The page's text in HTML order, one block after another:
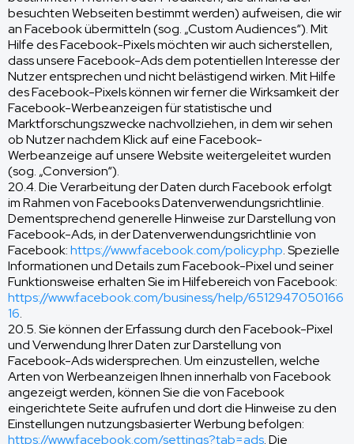
besuchten Webseiten bestimmt werden) aufweisen, die wir
an Facebook übermitteln (sog. „Custom Audiences“). Mit
Hilfe des Facebook-Pixels möchten wir auch sicherstellen,
dass unsere Facebook-Ads dem potentiellen Interesse der
Nutzer entsprechen und nicht belästigend wirken. Mit Hilfe
des Facebook-Pixels können wir ferner die Wirksamkeit der
Facebook-Werbeanzeigen für statistische und
Marktforschungszwecke nachvollziehen, in dem wir sehen
ob Nutzer nachdem Klick auf eine Facebook-
Werbeanzeige auf unsere Website weitergeleitet wurden
(sog. „Conversion“).
20.4. Die Verarbeitung der Daten durch Facebook erfolgt
im Rahmen von Facebooks Datenverwendungsrichtlinie.
Dementsprechend generelle Hinweise zur Darstellung von
Facebook-Ads, in der Datenverwendungsrichtlinie von
Facebook:https://www.facebook.com/policy.php. Spezielle
Informationen und Details zum Facebook-Pixel und seiner
Funktionsweise erhalten Sie im Hilfebereich von Facebook:
https://www.facebook.com/business/help/6512947050166
16.
20.5. Sie können der Erfassung durch den Facebook-Pixel
und Verwendung Ihrer Daten zur Darstellung von
Facebook-Ads widersprechen. Um einzustellen, welche
Arten von Werbeanzeigen Ihnen innerhalb von Facebook
angezeigt werden, können Sie die von Facebook
eingerichtete Seite aufrufen und dort die Hinweise zu den
Einstellungen nutzungsbasierter Werbung befolgen:
https://www.facebook.com/settings?tab=ads. Die